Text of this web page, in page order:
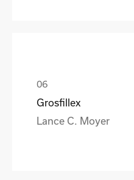
Grosfillex
Lance C. Moyer